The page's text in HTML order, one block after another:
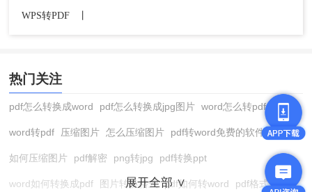
WPS转PDF
热门关注
pdf怎么转换成word pdf怎么转换成jpg图片 word怎么转pdf
word转pdf 压缩图片 怎么压缩图片 pdf转word免费的软件
如何压缩图片 pdf解密 png转jpg pdf转换ppt
word如何转换成pdf 图片转换格式 pdf如何转word pdf格式转换
展开全部 ∨